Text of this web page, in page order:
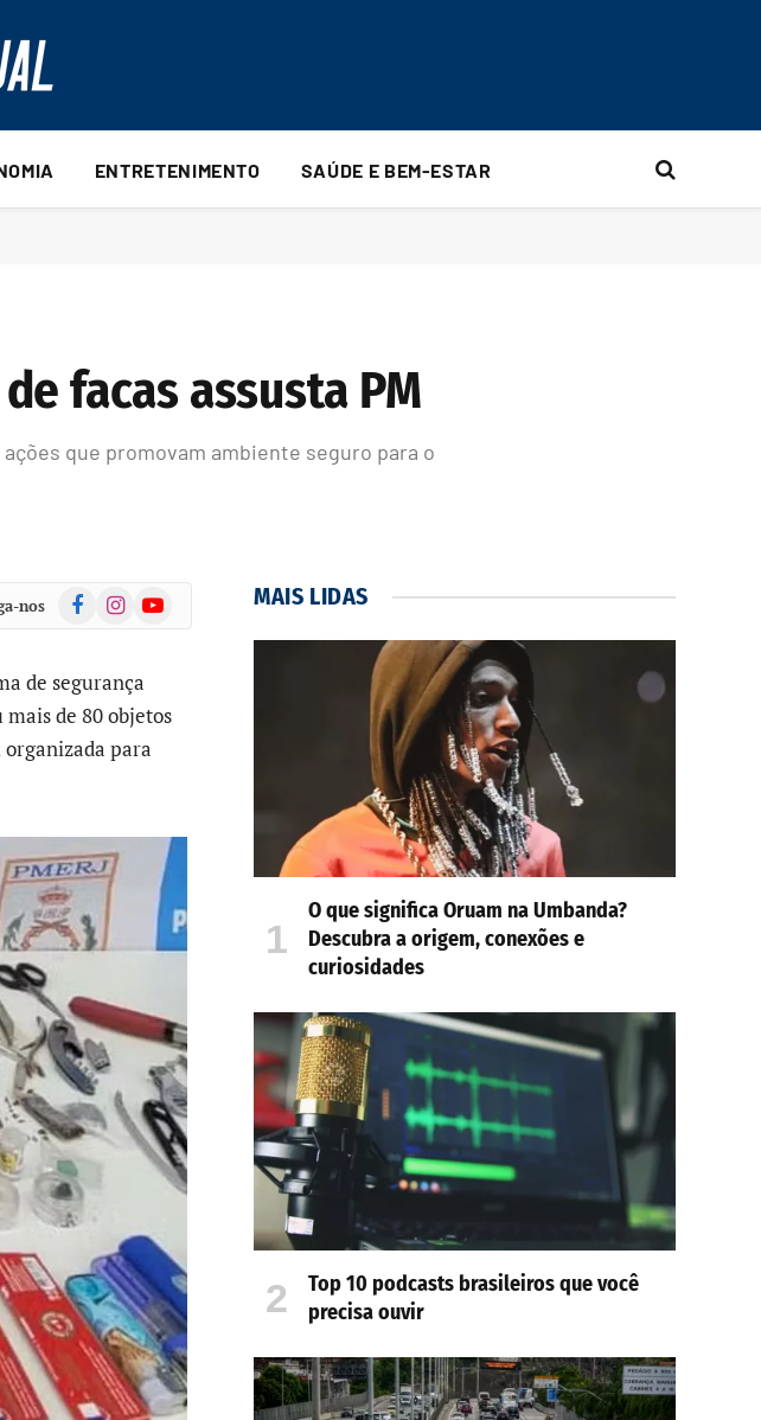
ENTRETENIMENTO SAÚDE E BEM-ESTAR
facas assusta PM
que promovam ambiente seguro para o
nos FacebookInstagramYouTube
de segurança
de 80 objetos
para
MAIS LIDAS
O que significa Oruam na Umbanda?
Descubra a origem, conexões e
curiosidades
Top 10 podcasts brasileiros que você
precisa ouvir